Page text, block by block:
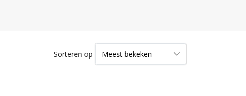
Sorteren op